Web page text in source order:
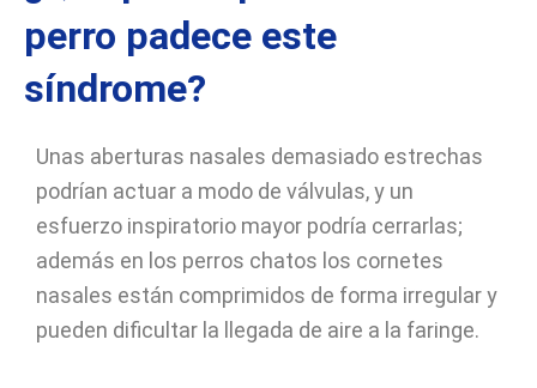
perro padece este
síndrome?
Unas aberturas nasales demasiado estrechas
podrían actuar a modo de válvulas, y un
esfuerzo inspiratorio mayor podría cerrarlas;
además en los perros chatos los cornetes
nasales están comprimidos de forma irregular y
pueden dificultar la llegada de aire a la faringe.